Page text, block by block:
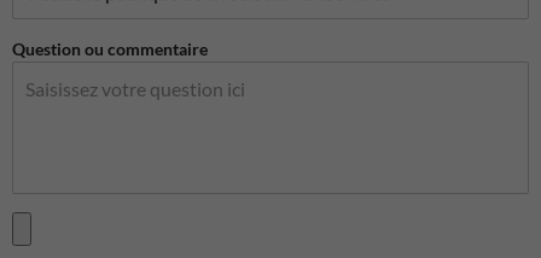
Question ou commentaire